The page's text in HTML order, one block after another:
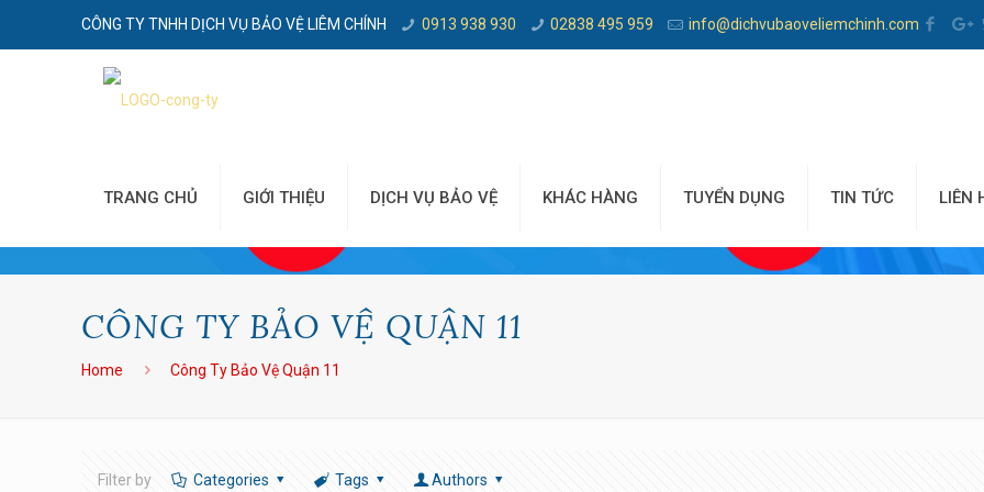
CÔNG TY TNHH DỊCH VỤ BẢO VỆ LIÊM CHÍNH 0913 938 930 02838 495 959 info@dichvubaoveliemchinh.com
TRANG CHỦ GIỚI THIỆU DỊCH VỤ BẢO VỆ KHÁC HÀNG TUYỂN DỤNG TIN TỨC LIÊN
CÔNG TY BẢO VỆ QUẬN 11
Home Công Ty Bảo Vệ Quận 11
Filter by Categories Tags Authors